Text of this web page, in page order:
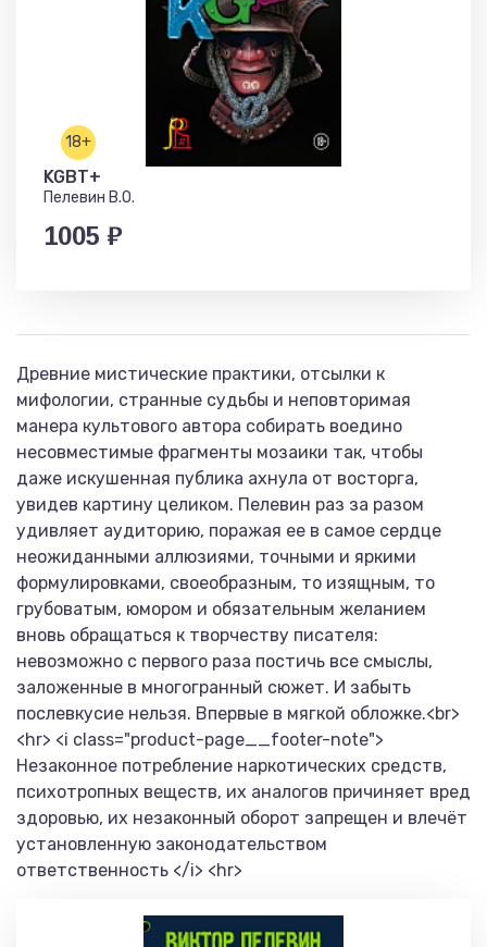
18+
KGBT+
Пелевин В.О.
1005 ₽
Древние мистические практики, отсылки к
мифологии, странные судьбы и неповторимая
манера культового автора собирать воедино
несовместимые фрагменты мозаики так, чтобы
даже искушенная публика ахнула от восторга,
увидев картину целиком. Пелевин раз за разом
удивляет аудиторию, поражая ее в самое сердце
неожиданными аллюзиями, точными и яркими
формулировками, своеобразным, то изящным, то
грубоватым, юмором и обязательным желанием
вновь обращаться к творчеству писателя:
невозможно с первого раза постичь все смыслы,
заложенные в многогранный сюжет. И забыть
послевкусие нельзя. Впервые в мягкой обложке.<br>
<hr> <i class="product-page__footer-note">
Незаконное потребление наркотических средств,
психотропных веществ, их аналогов причиняет вред
здоровью, их незаконный оборот запрещен и влечёт
установленную законодательством
ответственность </i> <hr>